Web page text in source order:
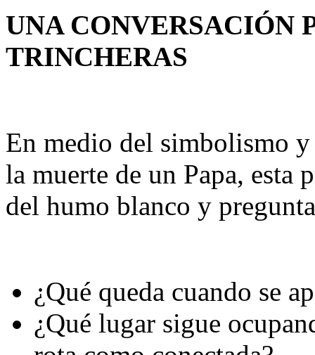
UNA CONVERSACIÓN
TRINCHERAS
En medio del simbolismo
la muerte de un Papa, esta
del humo blanco y
¿Qué queda cuando se
¿Qué lugar sigue